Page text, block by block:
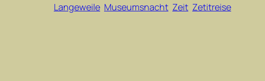
Langeweile Museumsnacht Zeit Zetitreise